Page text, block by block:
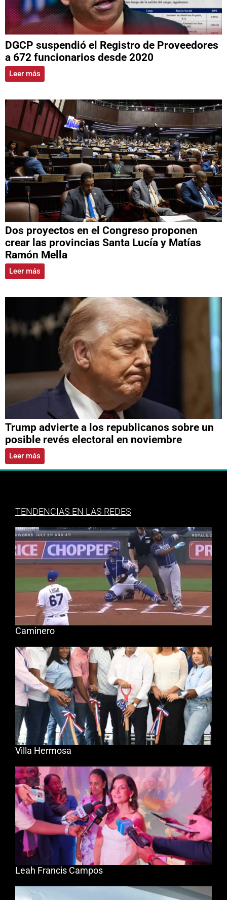
DGCP suspendió el Registro de Proveedores
a 672 funcionarios desde 2020
Leer más
Dos proyectos en el Congreso proponen
crear las provincias Santa Lucía y Matías
Ramón Mella
Leer más
Trump advierte a los republicanos sobre un
posible revés electoral en noviembre
Leer más
TENDENCIAS EN LAS REDES
Caminero
Villa Hermosa
Leah Francis Campos